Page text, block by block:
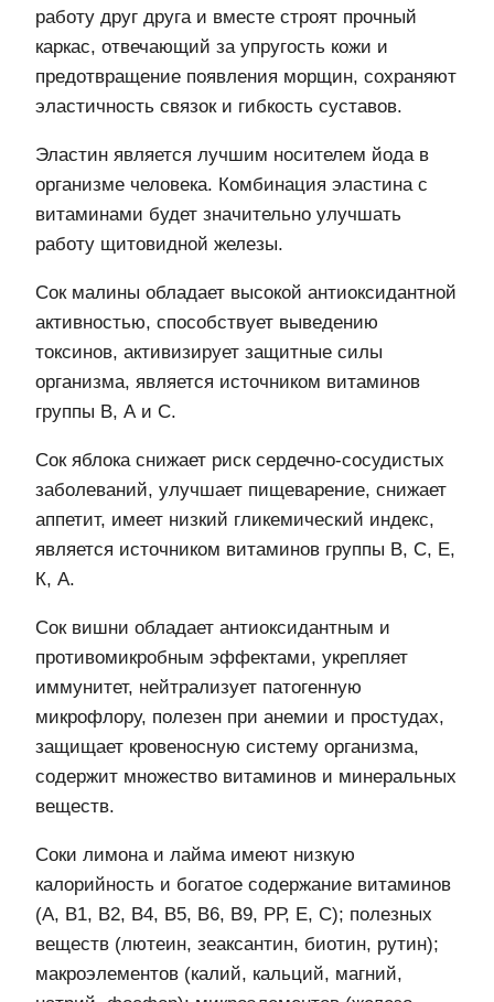
работу друг друга и вместе строят прочный
каркас, отвечающий за упругость кожи и
предотвращение появления морщин, сохраняют
эластичность связок и гибкость суставов.
Эластин является лучшим носителем йода в
организме человека. Комбинация эластина с
витаминами будет значительно улучшать
работу щитовидной железы.
Сок малины обладает высокой антиоксидантной
активностью, способствует выведению
токсинов, активизирует защитные силы
организма, является источником витаминов
группы В, А и С.
Сок яблока снижает риск сердечно-сосудистых
заболеваний, улучшает пищеварение, снижает
аппетит, имеет низкий гликемический индекс,
является источником витаминов группы В, С, Е,
К, А.
Cок вишни обладает антиоксидантным и
противомикробным эффектами, укрепляет
иммунитет, нейтрализует патогенную
микрофлору, полезен при анемии и простудах,
защищает кровеносную систему организма,
содержит множество витаминов и минеральных
веществ.
Cоки лимона и лайма имеют низкую
калорийность и богатое содержание витаминов
(А, В1, В2, В4, В5, В6, В9, РР, Е, С); полезных
веществ (лютеин, зеаксантин, биотин, рутин);
макроэлементов (калий, кальций, магний,